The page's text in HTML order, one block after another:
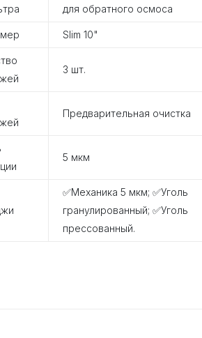
для обратного осмоса
Slim 10"
3 шт.
Предварительная очистка
5 мкм
✅Механика 5 мкм; ✅Уголь
гранулированный; ✅Уголь
прессованный.